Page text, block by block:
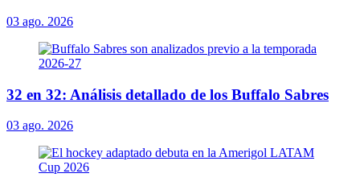
03 ago. 2026
32 en 32: Análisis detallado de los Buffalo Sabres
03 ago. 2026